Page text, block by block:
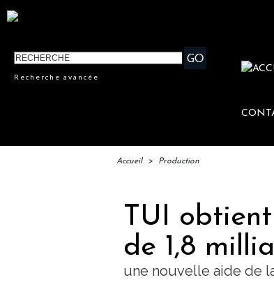
Recherche avancée
Accueil > Production
TUI
de 1,8
une nouvelle aide de